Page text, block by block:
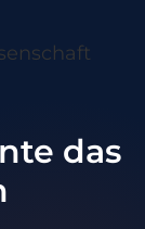
das